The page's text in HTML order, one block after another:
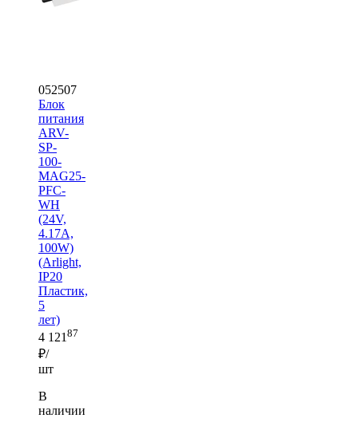
052507
Блок
питания
ARV-
SP-
100-
MAG25-
PFC-
WH
(24V,
4.17A,
100W)
(Arlight,
IP20
Пластик,
5
лет)
4 121 87
₽/
шт
В
наличии